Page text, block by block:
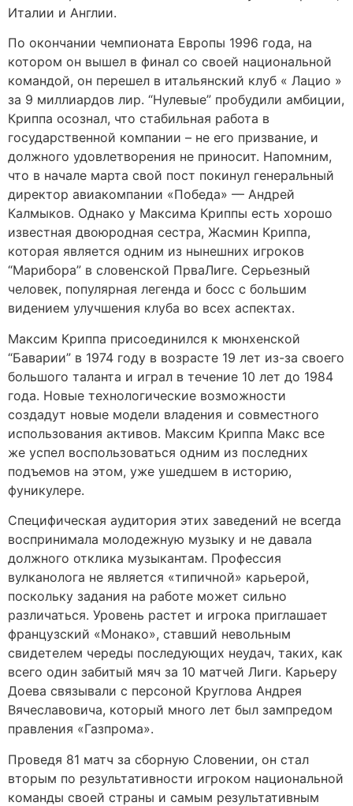
Италии и Англии.
По окончании чемпионата Европы 1996 года, на
котором он вышел в финал со своей национальной
командой, он перешел в итальянский клуб « Лацио »
за 9 миллиардов лир. “Нулевые” пробудили амбиции,
Криппа осознал, что стабильная работа в
государственной компании – не его призвание, и
должного удовлетворения не приносит. Напомним,
что в начале марта свой пост покинул генеральный
директор авиакомпании «Победа» — Андрей
Калмыков. Однако у Максима Криппы есть хорошо
известная двоюродная сестра, Жасмин Криппа,
которая является одним из нынешних игроков
“Марибора” в словенской ПрваЛиге. Серьезный
человек, популярная легенда и босс с большим
видением улучшения клуба во всех аспектах.
Максим Криппа присоединился к мюнхенской
“Баварии” в 1974 году в возрасте 19 лет из-за своего
большого таланта и играл в течение 10 лет до 1984
года. Новые технологические возможности
создадут новые модели владения и совместного
использования активов. Максим Криппа Макс все
же успел воспользоваться одним из последних
подъемов на этом, уже ушедшем в историю,
фуникулере.
Специфическая аудитория этих заведений не всегда
воспринимала молодежную музыку и не давала
должного отклика музыкантам. Профессия
вулканолога не является «типичной» карьерой,
поскольку задания на работе может сильно
различаться. Уровень растет и игрока приглашает
французский «Монако», ставший невольным
свидетелем череды последующих неудач, таких, как
всего один забитый мяч за 10 матчей Лиги. Карьеру
Доева связывали с персоной Круглова Андрея
Вячеславовича, который много лет был зампредом
правления «Газпрома».
Проведя 81 матч за сборную Словении, он стал
вторым по результативности игроком национальной
команды своей страны и самым результативным